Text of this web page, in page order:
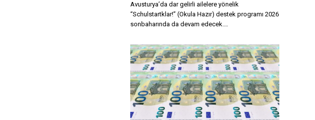
Avusturya’da dar gelirli ailelere yönelik
“Schulstartklar!” (Okula Hazır) destek programı 2026
sonbaharında da devam edecek.…